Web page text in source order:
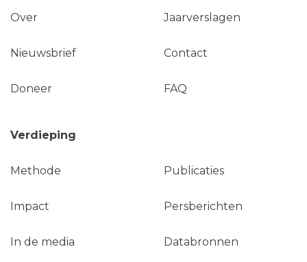
Over Jaarverslagen
Nieuwsbrief Contact
Doneer FAQ
Verdieping
Methode Publicaties
Impact Persberichten
In de media Databronnen